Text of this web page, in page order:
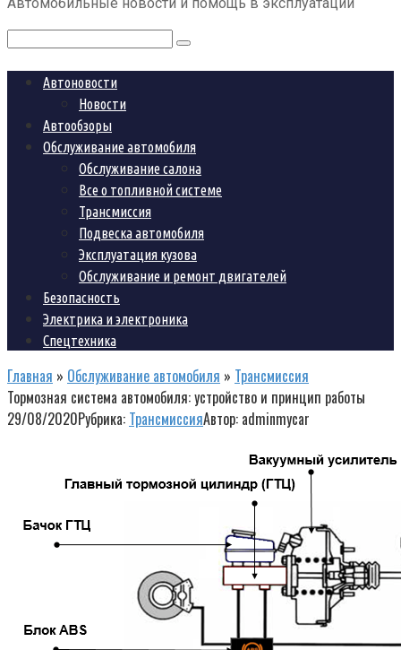
Поиск:
Автоновости
Новости
Автообзоры
Обслуживание автомобиля
Обслуживание салона
Все о топливной системе
Трансмиссия
Подвеска автомобиля
Эксплуатация кузова
Обслуживание и ремонт двигателей
Безопасность
Электрика и электроника
Спецтехника
Главная » Обслуживание автомобиля » Трансмиссия
Тормозная система автомобиля: устройство и принцип работы
29/08/2020Рубрика: ТрансмиссияАвтор: adminmycar